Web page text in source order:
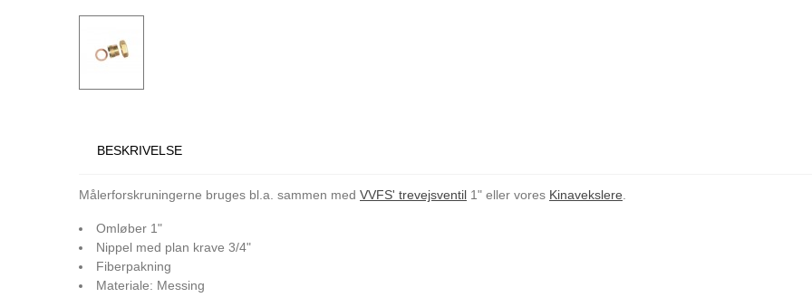
BESKRIVELSE
Målerforskruningerne bruges bl.a. sammen med VVFS' trevejsventil 1" eller vores Kinavekslere
Omløber 1"
Nippel med plan krave 3/4"
Fiberpakning
Materiale: Messing